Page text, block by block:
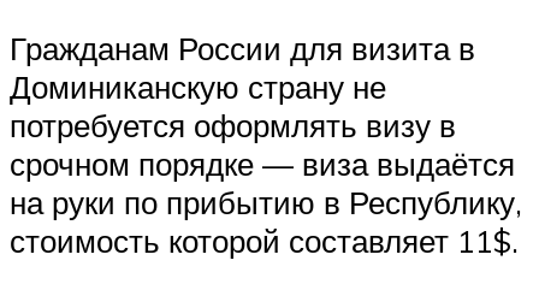
Гражданам России для визита в
Доминиканскую страну не
потребуется оформлять визу в
срочном порядке — виза выдаётся
на руки по прибытию в Республику,
стоимость которой составляет 11$.